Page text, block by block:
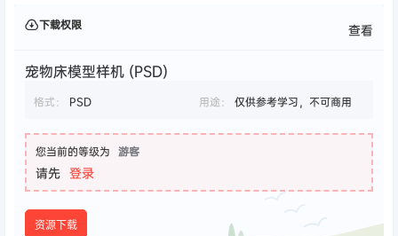
下载权限 查看
宠物床模型样机 (PSD)
格式： PSD 用途： 仅供参考学习，不可商用
您当前的等级为 游客
请先 登录
资源下载